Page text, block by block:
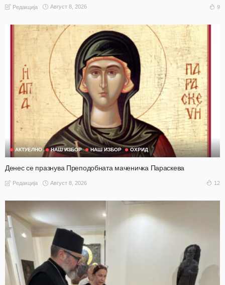
Редакција Август 8, 2026 9
АКТУЕЛНО НАШ ИЗБОР НАШ ИЗБОР ОХРИД
Денес се празнува Преподобната маченичка Параскева
Редакција Август 8, 2026 12